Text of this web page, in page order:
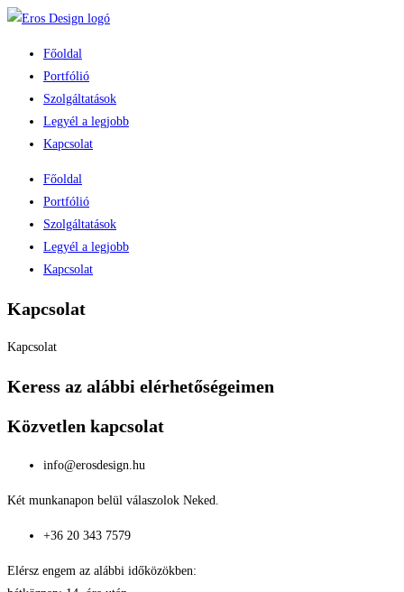
Főoldal
Portfólió
Szolgáltatások
Legyél a legjobb
Kapcsolat
Főoldal
Portfólió
Szolgáltatások
Legyél a legjobb
Kapcsolat
Kapcsolat
Kapcsolat
Keress az alábbi elérhetőségeimen
Közvetlen kapcsolat
info@erosdesign.hu
Két munkanapon belül válaszolok Neked.
+36 20 343 7579
Elérsz engem az alábbi időközökben: